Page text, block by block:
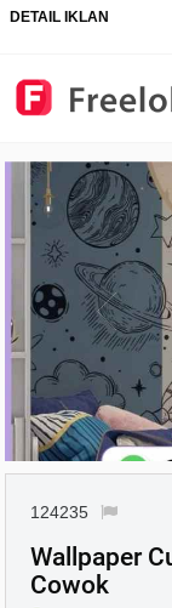
DETAIL IKLAN
124235
Wallpaper
Cowok